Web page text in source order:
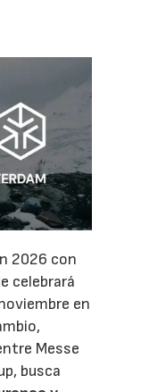
2026 con
celebrará
en
Messe
busca